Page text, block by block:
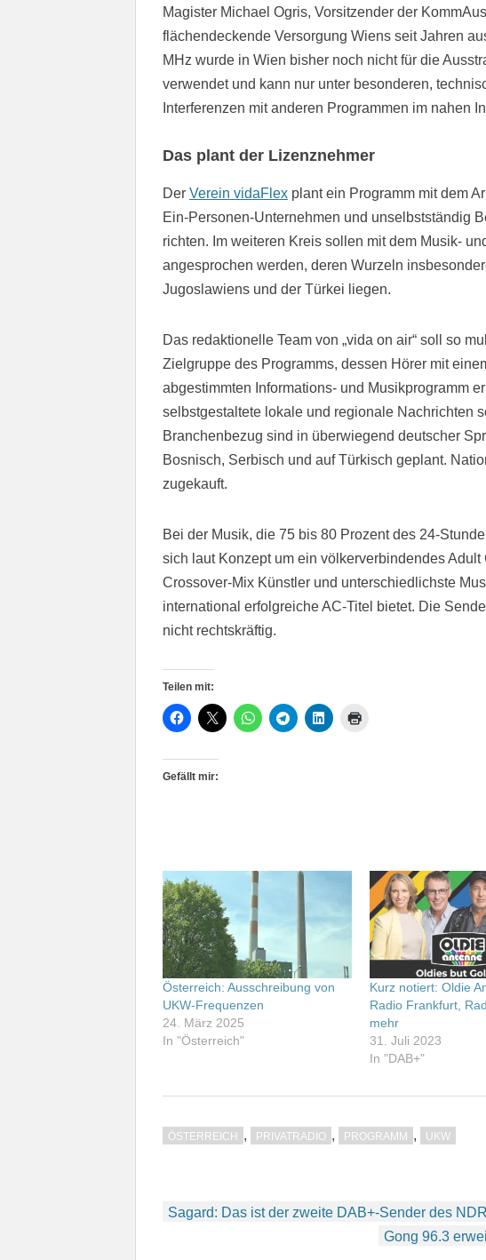
Magister Michael Ogris, Vorsitzender der
flächendeckende Versorgung Wiens seit Jahren
MHz wurde in Wien bisher noch nicht für die
verwendet und kann nur unter besonderen,
Interferenzen mit anderen Programmen im nahen
Das plant der Lizenznehmer
Der Verein vidaFlex plant ein Programm mit dem
Ein-Personen-Unternehmen und unselbstständig
richten. Im weiteren Kreis sollen mit dem Musik-
angesprochen werden, deren Wurzeln
Jugoslawiens und der Türkei liegen.
Das redaktionelle Team von „vida on air“ soll so
Zielgruppe des Programms, dessen Hörer mit
abgestimmten Informations- und Musikprogramm
selbstgestaltete lokale und regionale Nachrichten
Branchenbezug sind in überwiegend deutscher
Bosnisch, Serbisch und auf Türkisch geplant.
zugekauft.
Bei der Musik, die 75 bis 80 Prozent des 24-
sich laut Konzept um ein völkerverbindendes
Crossover-Mix Künstler und unterschiedlichste
international erfolgreiche AC-Titel bietet. Die
nicht rechtskräftig.
Teilen mit:
Gefällt mir:
Österreich: Ausschreibung von
UKW-Frequenzen
24. März 2025
In "Österreich"
Kurz notiert: Oldie
Radio Frankfurt,
mehr
31. Juli 2023
In "DAB+"
ÖSTERREICH , PRIVATRADIO , PROGRAMM , UKW
Beitragsnavigation
Sagard: Das ist der zweite DAB+-Sender des
Gong 96.3